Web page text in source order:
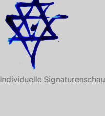
Individuelle Signaturenschau